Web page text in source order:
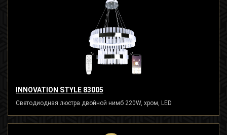
INNOVATION STYLE 83005
Светодиодная люстра двойной нимб 220W, хром, LED